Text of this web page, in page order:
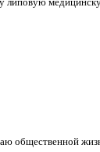
общественной